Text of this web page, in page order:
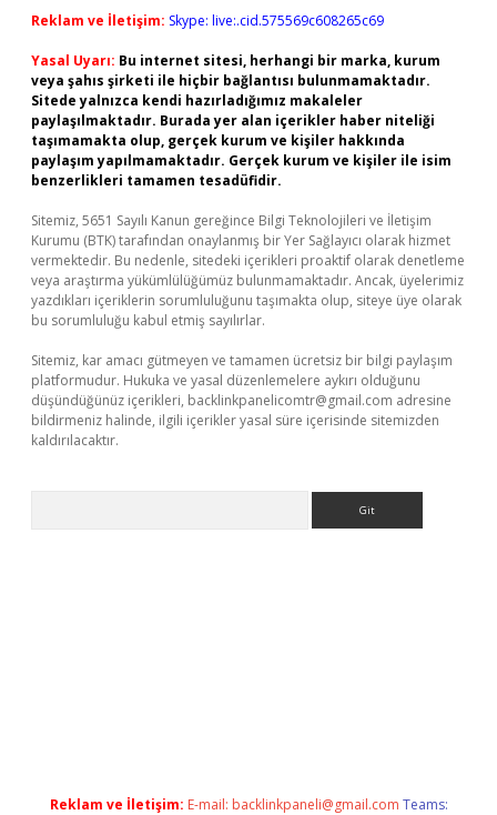
Reklam ve İletişim: Skype: live:.cid.575569c608265c69
Yasal Uyarı: Bu internet sitesi, herhangi bir marka, kurum
veya şahıs şirketi ile hiçbir bağlantısı bulunmamaktadır.
Sitede yalnızca kendi hazırladığımız makaleler
paylaşılmaktadır. Burada yer alan içerikler haber niteliği
taşımamakta olup, gerçek kurum ve kişiler hakkında
paylaşım yapılmamaktadır. Gerçek kurum ve kişiler ile isim
benzerlikleri tamamen tesadüfidir.
Sitemiz, 5651 Sayılı Kanun gereğince Bilgi Teknolojileri ve İletişim
Kurumu (BTK) tarafından onaylanmış bir Yer Sağlayıcı olarak hizmet
vermektedir. Bu nedenle, sitedeki içerikleri proaktif olarak denetleme
veya araştırma yükümlülüğümüz bulunmamaktadır. Ancak, üyelerimiz
yazdıkları içeriklerin sorumluluğunu taşımakta olup, siteye üye olarak
bu sorumluluğu kabul etmiş sayılırlar.
Sitemiz, kar amacı gütmeyen ve tamamen ücretsiz bir bilgi paylaşım
platformudur. Hukuka ve yasal düzenlemelere aykırı olduğunu
düşündüğünüz içerikleri, backlinkpanelicomtr@gmail.com adresine
bildirmeniz halinde, ilgili içerikler yasal süre içerisinde sitemizden
kaldırılacaktır.
Reklam ve İletişim: E-mail: backlinkpaneli@gmail.com Teams: